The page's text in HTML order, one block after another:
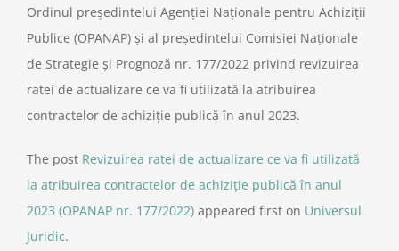
Ordinul preşedintelui Agenţiei Naţionale pentru Achiziţii
Publice (OPANAP) și al preşedintelui Comisiei Naţionale
de Strategie şi Prognoză nr. 177/2022 privind revizuirea
ratei de actualizare ce va fi utilizată la atribuirea
contractelor de achiziţie publică în anul 2023.
The post Revizuirea ratei de actualizare ce va fi utilizată
la atribuirea contractelor de achiziţie publică în anul
2023 (OPANAP nr. 177/2022) appeared first on Universul
Juridic.